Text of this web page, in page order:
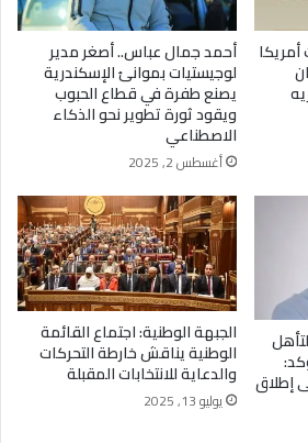
أمريكا أحمد جمال عباس.. أصغر مدير
لوجيستيات بموانئ الإسكندرية
يصنع طفرة في قطاع الحبوب
ويقود ثورة تطوير نحو الذكاء
الاصطناعي
أغسطس 2, 2025
ويؤكد:
إطلاق
الجبهة الوطنية: اجتماع القائمة
الوطنية يناقش خارطة التحركات
والدعاية للانتخابات المقبلة
يوليو 13, 2025